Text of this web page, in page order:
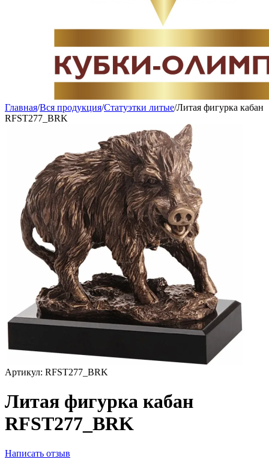
Главная/Вся продукция/Статуэтки литые/Литая фигурка кабан
RFST277_BRK
Артикул: RFST277_BRK
Литая фигурка кабан
RFST277_BRK
Написать отзыв